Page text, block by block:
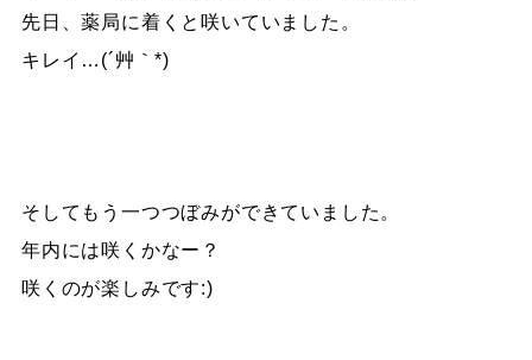
先日、薬局に着くと咲いていました。
キレイ…(´艸｀*)
そしてもう一つつぼみができていました。
年内には咲くかなー？
咲くのが楽しみです:)